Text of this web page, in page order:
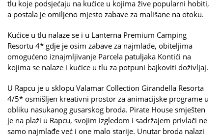
tlu koje podsjećaju na kućice u kojima žive popularni hobiti,
a postala je omiljeno mjesto zabave za mališane na otoku.
Kućice u tlu nalaze se i u Lanterna Premium Camping
Resortu 4* gdje je osim zabave za najmlađe, obiteljima
omogućeno iznajmljivanje Parcela patuljaka Kontići na
kojima se nalaze i kućice u tlu za potpuni bajkoviti doživljaj.
U Rapcu je u sklopu Valamar Collection Girandella Resorta
4/5* osmišljen kreativni prostor za animacijske programe u
obliku nasukanog gusarskog broda. Pirate House smješten
je na plaži u Rapcu, svojim izgledom i sadržajem privlači ne
samo najmlađe već i one malo starije. Unutar broda nalazi